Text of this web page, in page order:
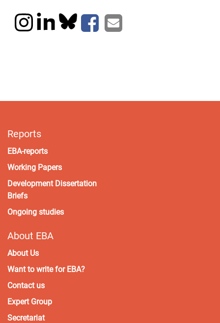
Reports
EBA-reports
Working Papers
Development Dissertation
Briefs
Ongoing studies
About EBA
About Us
Want to write for EBA?
Contact us
Expert Group
Secretariat